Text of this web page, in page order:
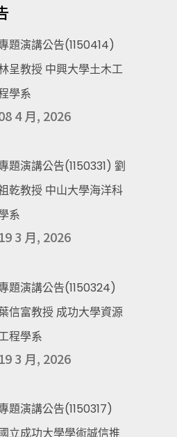
題演講公告(1150414)
呈教授 中興大學土木工
學系
4 月, 2026
題演講公告(1150331) 劉
乾教授 中山大學海洋科
系
19 3 月, 2026
題演講公告(1150324)
信富教授 成功大學資源
程學系
19 3 月, 2026
題演講公告(1150317)
立成功大學學術誠信推